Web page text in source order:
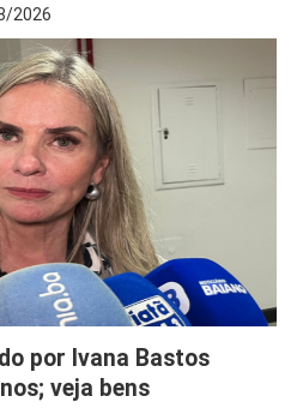
2026
por Ivana Bastos
veja bens